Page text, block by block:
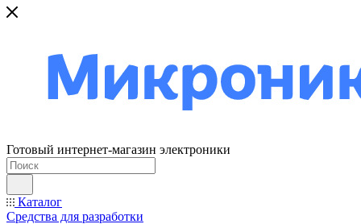
Готовый интернет-магазин электроники
Каталог
Средства для разработки